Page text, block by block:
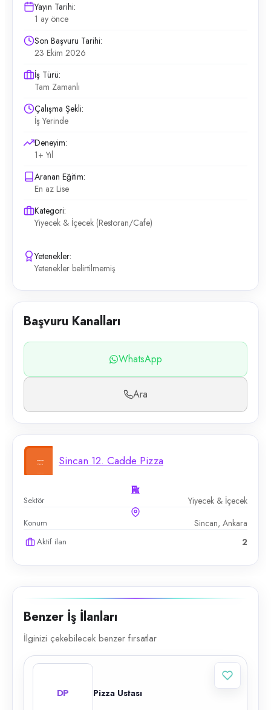
Yayın Tarihi:
1 ay önce
Son Başvuru Tarihi:
23 Ekim 2026
İş Türü:
Tam Zamanlı
Çalışma Şekli:
İş Yerinde
Deneyim:
1+ Yıl
Aranan Eğitim:
En az Lise
Kategori:
Yiyecek & İçecek (Restoran/Cafe)
Yetenekler:
Yetenekler belirtilmemiş
Başvuru Kanalları
WhatsApp
Ara
Sincan 12. Cadde Pizza
Sektör Yiyecek & İçecek
Konum Sincan, Ankara
Aktif ilan 2
Benzer İş İlanları
İlginizi çekebilecek benzer fırsatlar
DP Pizza Ustası